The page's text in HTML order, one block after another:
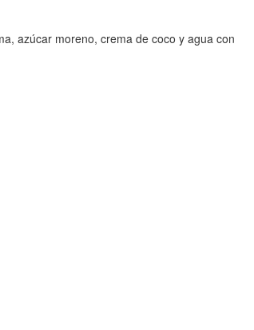
azúcar moreno, crema de coco y agua con